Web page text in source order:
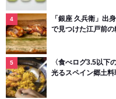
「銀座 久兵衛」出
で見つけた江戸前
〈食べログ3.5以下
光るスペイン郷土料